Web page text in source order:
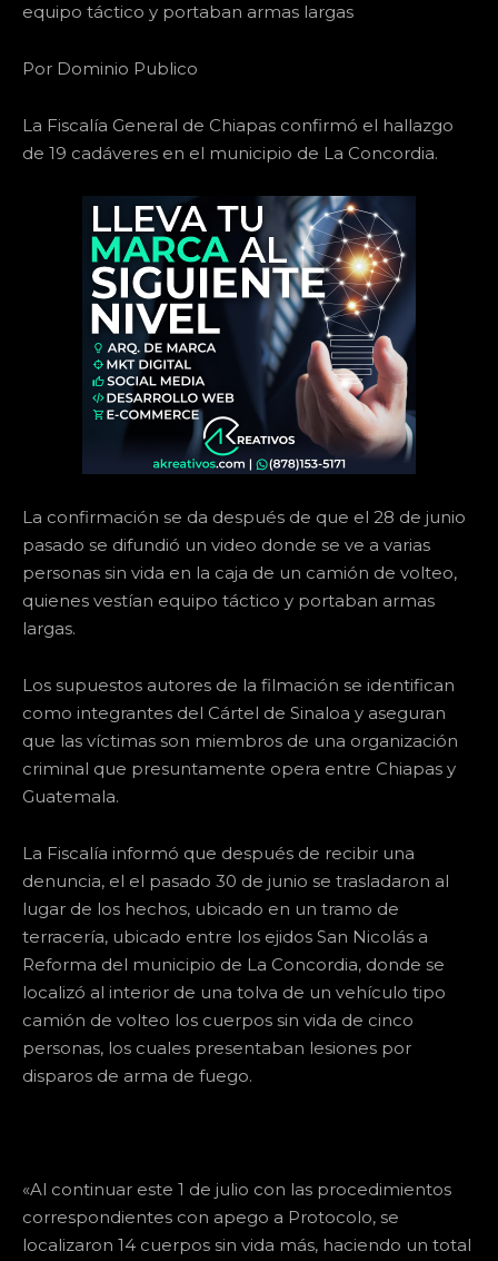
equipo táctico y portaban armas largas
Por Dominio Publico
La Fiscalía General de Chiapas confirmó el hallazgo
de 19 cadáveres en el municipio de La Concordia.
La confirmación se da después de que el 28 de junio
pasado se difundió un video donde se ve a varias
personas sin vida en la caja de un camión de volteo,
quienes vestían equipo táctico y portaban armas
largas.
Los supuestos autores de la filmación se identifican
como integrantes del Cártel de Sinaloa y aseguran
que las víctimas son miembros de una organización
criminal que presuntamente opera entre Chiapas y
Guatemala.
La Fiscalía informó que después de recibir una
denuncia, el el pasado 30 de junio se trasladaron al
lugar de los hechos, ubicado en un tramo de
terracería, ubicado entre los ejidos San Nicolás a
Reforma del municipio de La Concordia, donde se
localizó al interior de una tolva de un vehículo tipo
camión de volteo los cuerpos sin vida de cinco
personas, los cuales presentaban lesiones por
disparos de arma de fuego.
«Al continuar este 1 de julio con las procedimientos
correspondientes con apego a Protocolo, se
localizaron 14 cuerpos sin vida más, haciendo un total